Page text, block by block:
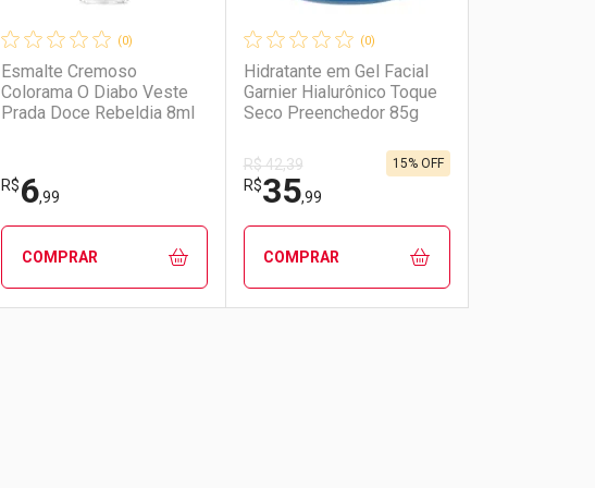
(0)
Esmalte Cremoso
Colorama O Diabo Veste
Prada Doce Rebeldia 8ml
R$6,99
COMPRAR
(0)
Hidratante em Gel Facial
Garnier Hialurônico Toque
Seco Preenchedor 85g
R$ 42,39
R$35,99
15% OFF
COMPRAR